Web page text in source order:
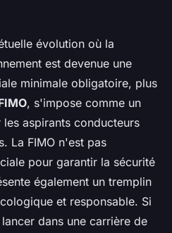
évolution où la
est devenue une
minimale obligatoire, plus
, s'impose comme un
aspirants conducteurs
La FIMO n'est pas
pour garantir la sécurité
également un tremplin
et responsable. Si
dans une carrière de